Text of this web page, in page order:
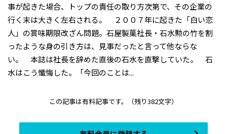
事が起きた場合、トップの責任の取り方次第で、その企業の
行く末は大きく左右される。 ２００７年に起きた「白い恋
人」の賞味期限改ざん問題。石屋製菓社長・石水勲の竹を割
ったような身の引き方は、見事だったと言って他ならな
い。 本誌は社長を辞めた直後の石水を直撃していた。 石
水はこう懺悔した。「今回のことは...
この記事は有料記事です。 （残り382文字）